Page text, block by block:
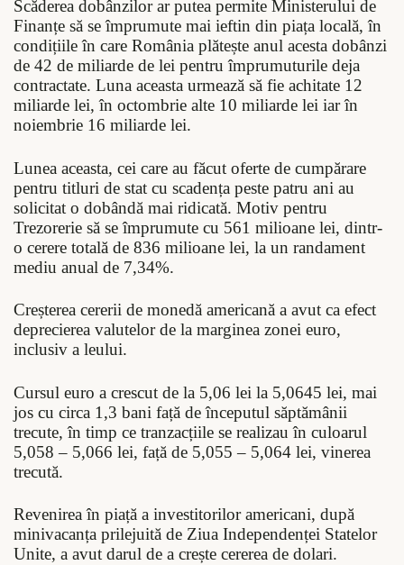
Scăderea dobânzilor ar putea permite Ministerului de
Finanțe să se împrumute mai ieftin din piața locală, în
condițiile în care România plătește anul acesta dobânzi
de 42 de miliarde de lei pentru împrumuturile deja
contractate. Luna aceasta urmează să fie achitate 12
miliarde lei, în octombrie alte 10 miliarde lei iar în
noiembrie 16 miliarde lei.
Lunea aceasta, cei care au făcut oferte de cumpărare
pentru titluri de stat cu scadența peste patru ani au
solicitat o dobândă mai ridicată. Motiv pentru
Trezorerie să se împrumute cu 561 milioane lei, dintr-
o cerere totală de 836 milioane lei, la un randament
mediu anual de 7,34%.
Creșterea cererii de monedă americană a avut ca efect
deprecierea valutelor de la marginea zonei euro,
inclusiv a leului.
Cursul euro a crescut de la 5,06 lei la 5,0645 lei, mai
jos cu circa 1,3 bani față de începutul săptămânii
trecute, în timp ce tranzacțiile se realizau în culoarul
5,058 – 5,066 lei, față de 5,055 – 5,064 lei, vinerea
trecută.
Revenirea în piață a investitorilor americani, după
minivacanța prilejuită de Ziua Independenței Statelor
Unite, a avut darul de a crește cererea de dolari.